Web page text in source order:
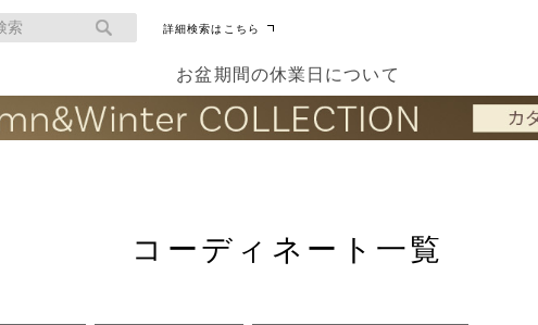
詳細検索はこちら
お盆期間の休業日について
コーディネート一覧